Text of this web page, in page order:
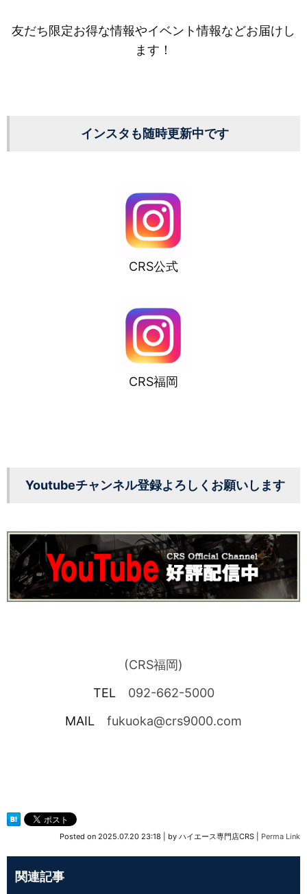
友だち限定お得な情報やイベント情報などお届けし
ます！
インスタも随時更新中です
CRS公式
CRS福岡
Youtubeチャンネル登録よろしくお願いします
(CRS福岡)
TEL 092-662-5000
MAIL fukuoka@crs9000.com
Posted on 2025.07.20 23:18 by ハイエース専門店CRS Perma Link
関連記事